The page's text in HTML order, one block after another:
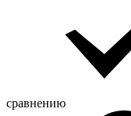
сравнению